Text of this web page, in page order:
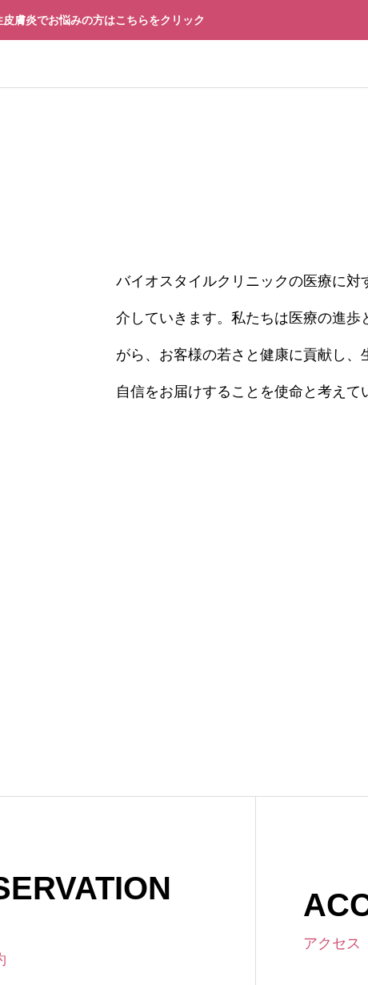
皮膚炎でお悩みの方はこちらをクリック
先進予防医療
先進予防医療
再生医療の安全性を見極める ―
技術の先にある14のチェックポイ
バイオスタイルクリニックの医療に対
介していきます。私たちは医療の進歩
がら、お客様の若さと健康に貢献し、
自信をお届けすることを使命と考えて
アクセス